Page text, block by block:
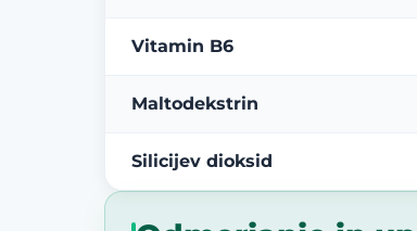
Vitamin B6
Maltodekstrin
Silicijev dioksid